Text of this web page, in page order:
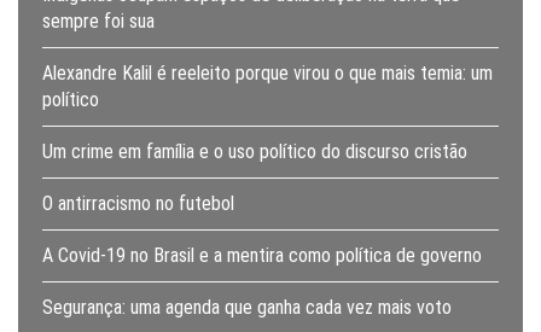
sempre foi sua
Alexandre Kalil é reeleito porque virou o que mais temia: um
político
Um crime em família e o uso político do discurso cristão
O antirracismo no futebol
A Covid-19 no Brasil e a mentira como política de governo
Segurança: uma agenda que ganha cada vez mais voto